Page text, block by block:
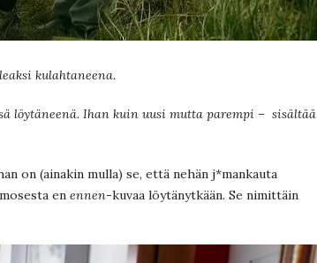
kulahtaneena.
löytäneenä. Ihan kuin uusi mutta parempi – sisältää
on (ainakin mulla) se, että nehän j*mankauta
en ennen-kuvaa löytänytkään. Se nimittäin